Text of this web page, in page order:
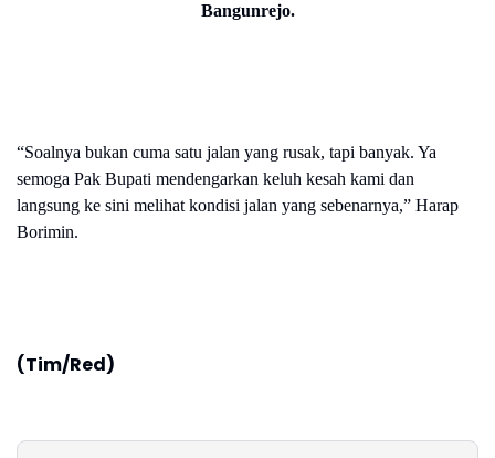
Bangunrejo.
“Soalnya bukan cuma satu jalan yang rusak, tapi banyak. Ya
semoga Pak Bupati mendengarkan keluh kesah kami dan
langsung ke sini melihat kondisi jalan yang sebenarnya,” Harap
Borimin.
(Tim/Red)